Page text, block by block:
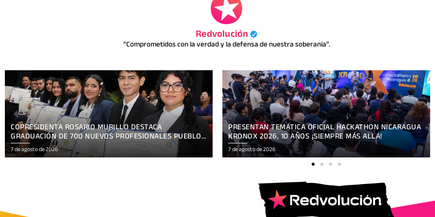
Redvolución
“Comprometidos con la verdad y la defensa de nuestra soberanía”.
PRESENTAN TEMÁTICA OFICIAL HACKATHON NICARAGUA
KRONOX 2026, 10 AÑOS ¡SIEMPRE MÁS ALLÁ!
7 de agosto de 2026
ENCUENTRO DE APRENDIZAJE SOBRE COMUNICACIÓN E
INTELIGENCIA ARTIFICIAL
7 de agosto de 2026